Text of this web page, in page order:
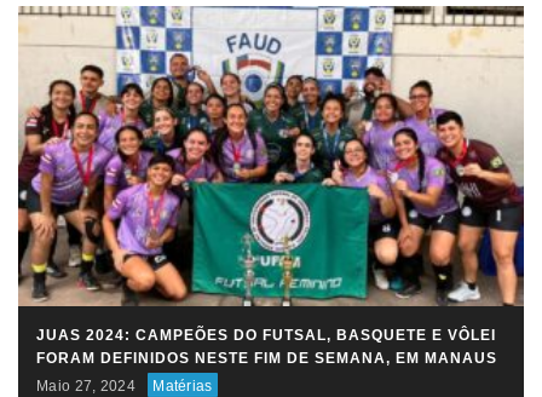
JUAS 2024: CAMPEÕES DO FUTSAL, BASQUETE E VÔLEI
FORAM DEFINIDOS NESTE FIM DE SEMANA, EM MANAUS
Maio 27, 2024
Matérias